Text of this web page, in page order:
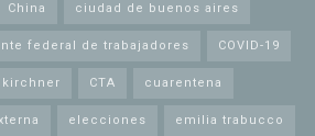
China ciudad de buenos aires
federal de trabajadores COVID-19
CTA cuarentena
elecciones emilia trabucco